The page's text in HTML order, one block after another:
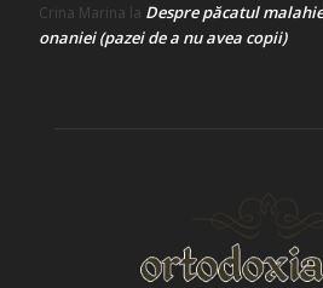
Crina Marina la Despre păcatul
onaniei (pazei de a nu avea copii)